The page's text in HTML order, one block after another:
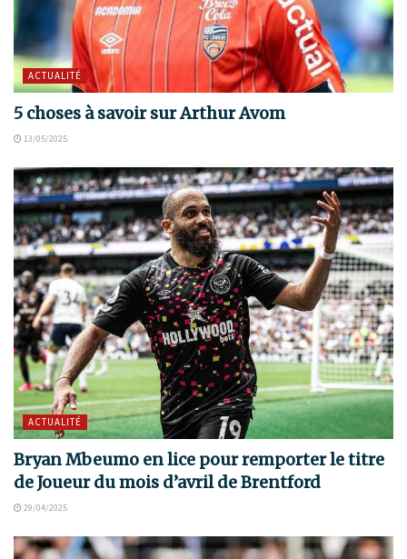
ACTUALITÉ
5 choses à savoir sur Arthur Avom
13/05/2025
ACTUALITÉ
Bryan Mbeumo en lice pour remporter le titre
de Joueur du mois d’avril de Brentford
29/04/2025